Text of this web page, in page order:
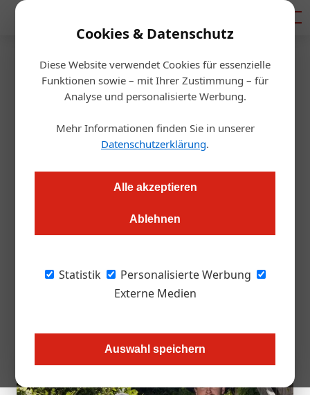
Cookies & Datenschutz
Diese Website verwendet Cookies für essenzielle
Funktionen sowie – mit Ihrer Zustimmung – für
Analyse und personalisierte Werbung.
Mehr Informationen finden Sie in unserer
Datenschutzerklärung.
Alle akzeptieren
Ablehnen
Statistik
Personalisierte Werbung
Externe Medien
Auswahl speichern
Startseite/Gastro & Hotel
Neueröffnung
Harald Irka und Johann
Schmuck eröffnen Weihnachts-
PopUp
Spitzenköche Johann Schmuck und Harald Irka eröffnen ein
Weihnachts-PopUp im Grazer Gewürzhaus „Van den Berg“. An